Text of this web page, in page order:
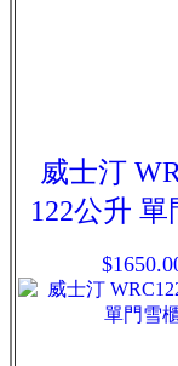
威士汀
122公升 單